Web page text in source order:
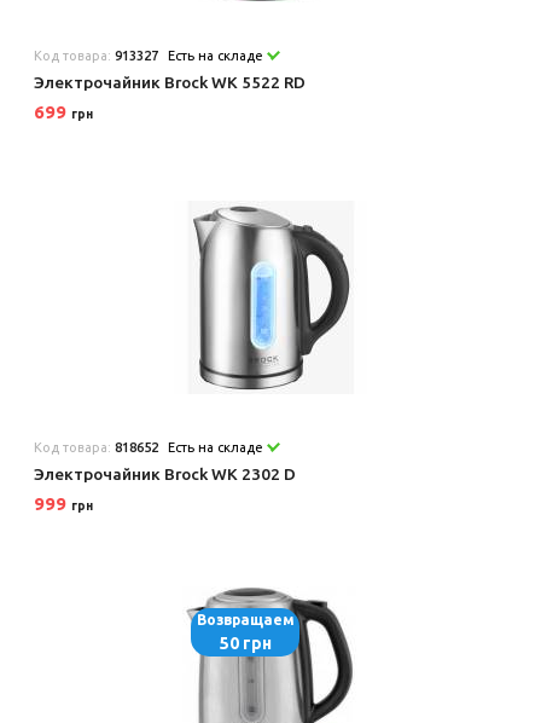
Код товара:913327 Есть на складе
Электрочайник Brock WK 5522 RD
699 грн
Код товара:818652 Есть на складе
Электрочайник Brock WK 2302 D
999 грн
Возвращаем
50 грн